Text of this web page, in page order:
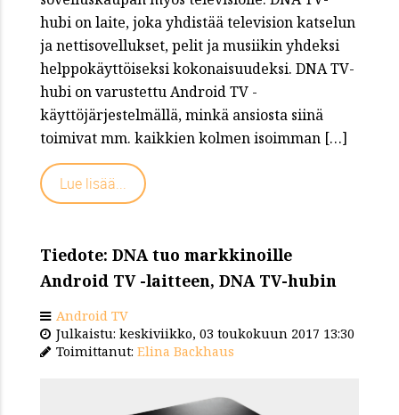
hubi on laite, joka yhdistää television katselun
ja nettisovellukset, pelit ja musiikin yhdeksi
helppokäyttöiseksi kokonaisuudeksi. DNA TV-
hubi on varustettu Android TV -
käyttöjärjestelmällä, minkä ansiosta siinä
toimivat mm. kaikkien kolmen isoimman […]
Lue lisää...
Tiedote: DNA tuo markkinoille
Android TV -laitteen, DNA TV-hubin
Android TV
Julkaistu: keskiviikko, 03 toukokuun 2017 13:30
Toimittanut: Elina Backhaus